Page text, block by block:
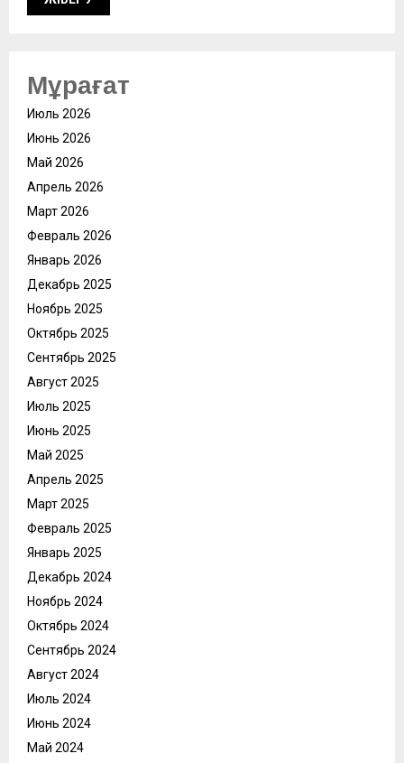
Мұрағат
Июль 2026
Июнь 2026
Май 2026
Апрель 2026
Март 2026
Февраль 2026
Январь 2026
Декабрь 2025
Ноябрь 2025
Октябрь 2025
Сентябрь 2025
Август 2025
Июль 2025
Июнь 2025
Май 2025
Апрель 2025
Март 2025
Февраль 2025
Январь 2025
Декабрь 2024
Ноябрь 2024
Октябрь 2024
Сентябрь 2024
Август 2024
Июль 2024
Июнь 2024
Май 2024